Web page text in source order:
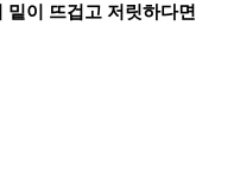
밑이 뜨겁고 저릿하다면